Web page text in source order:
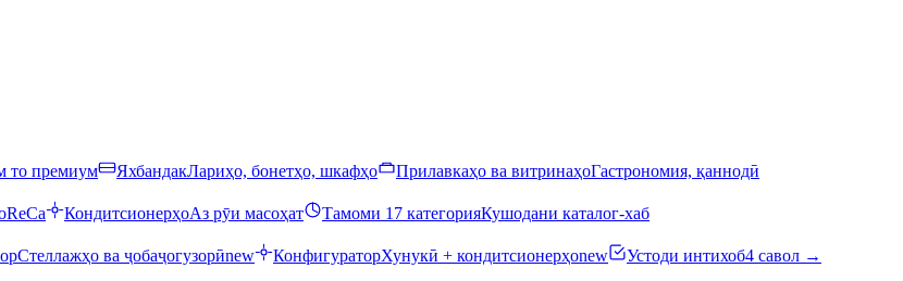
то премиум ЯхбандакЛариҳо, бонетҳо, шкафҳо Прилавкаҳо ва витринаҳоГастрономия, қаннодӣ
КондитсионерҳоАз рӯи масоҳат Тамоми 17 категорияКушодани каталог-хаб
Стеллажҳо ва ҷобаҷогузорӣnew КонфигураторХунукӣ + кондитсионерҳоnew Устоди интихоб4 савол →